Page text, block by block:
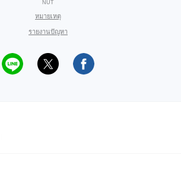
NUT
หมายเหตุ
รายงานปัญหา